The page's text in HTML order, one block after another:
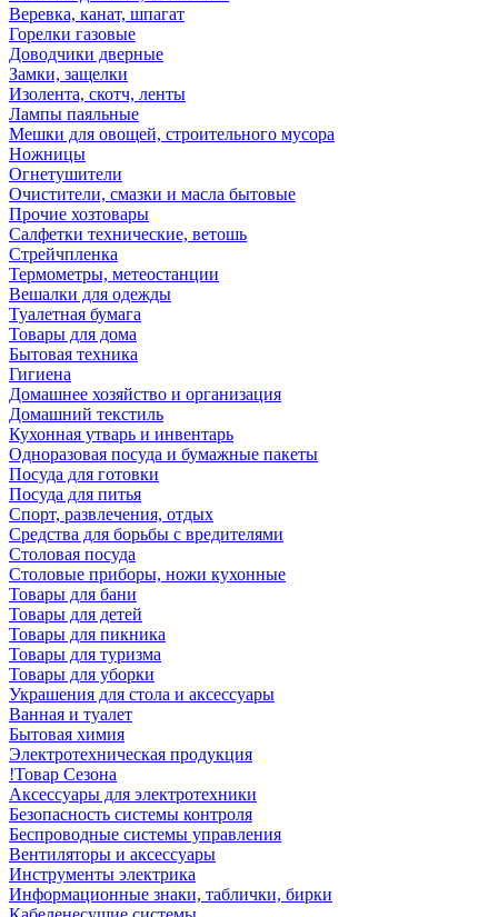
Веревка, канат, шпагат
Горелки газовые
Доводчики дверные
Замки, защелки
Изолента, скотч, ленты
Лампы паяльные
Мешки для овощей, строительного мусора
Ножницы
Огнетушители
Очистители, смазки и масла бытовые
Прочие хозтовары
Салфетки технические, ветошь
Стрейчпленка
Термометры, метеостанции
Вешалки для одежды
Туалетная бумага
Товары для дома
Бытовая техника
Гигиена
Домашнее хозяйство и организация
Домашний текстиль
Кухонная утварь и инвентарь
Одноразовая посуда и бумажные пакеты
Посуда для готовки
Посуда для питья
Спорт, развлечения, отдых
Средства для борьбы с вредителями
Столовая посуда
Столовые приборы, ножи кухонные
Товары для бани
Товары для детей
Товары для пикника
Товары для туризма
Товары для уборки
Украшения для стола и аксессуары
Ванная и туалет
Бытовая химия
Электротехническая продукция
!Товар Сезона
Аксессуары для электротехники
Безопасность системы контроля
Беспроводные системы управления
Вентиляторы и аксессуары
Инструменты электрика
Информационные знаки, таблички, бирки